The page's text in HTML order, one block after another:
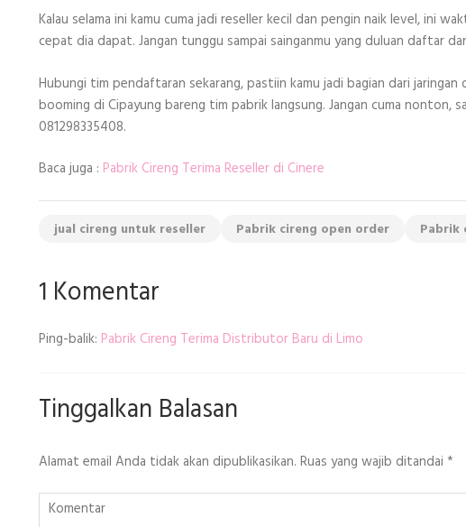
Kalau selama ini kamu cuma jadi reseller kecil dan pengin naik level, ini
cepat dia dapat. Jangan tunggu sampai sainganmu yang duluan daftar
Hubungi tim pendaftaran sekarang, pastiin kamu jadi bagian dari
booming di Cipayung bareng tim pabrik langsung. Jangan cuma nonton,
081298335408.
Baca juga : Pabrik Cireng Terima Reseller di Cinere
jual cireng untuk reseller Pabrik cireng open order Pabrik
1 Komentar
Ping-balik: Pabrik Cireng Terima Distributor Baru di Limo
Tinggalkan Balasan
Alamat email Anda tidak akan dipublikasikan. Ruas yang wajib ditandai *
Komentar